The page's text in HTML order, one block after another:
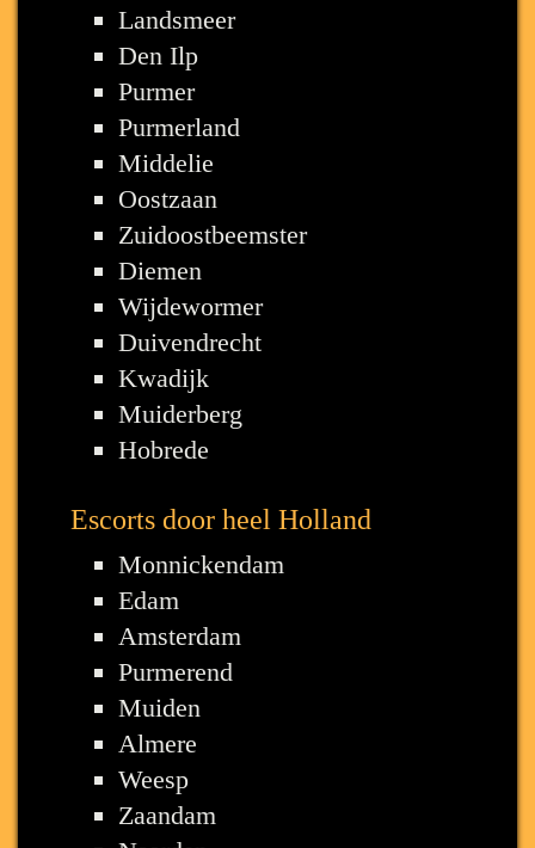
Landsmeer
Den Ilp
Purmer
Purmerland
Middelie
Oostzaan
Zuidoostbeemster
Diemen
Wijdewormer
Duivendrecht
Kwadijk
Muiderberg
Hobrede
Escorts door heel Holland
Monnickendam
Edam
Amsterdam
Purmerend
Muiden
Almere
Weesp
Zaandam